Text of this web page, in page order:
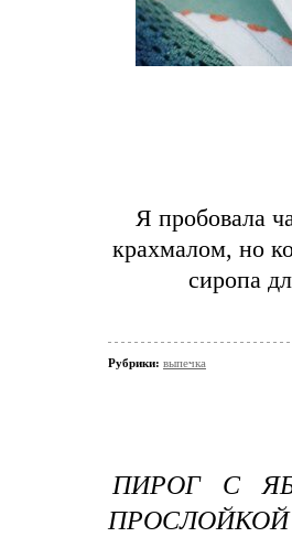
Я пробовала
крахмалом, но
сиропа
Рубрики: выпечка
ПИРОГ С
ПРОСЛОЙКОЙ